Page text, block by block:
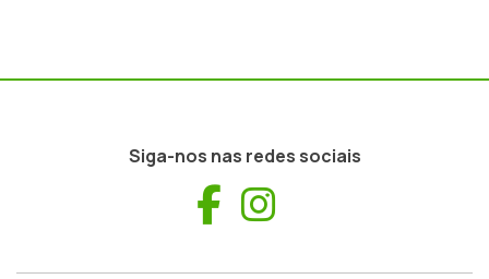
Siga-nos nas redes sociais
Facebook